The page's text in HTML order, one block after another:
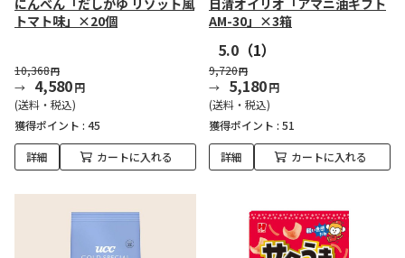
にんべん「だしがゆ リゾット風
トマト味」×20個
10,368円
4,580円
(送料・税込)
獲得ポイント : 45
詳細 カートに入れる
日清オイリオ「アマニ油ギフト
AM-30」×3箱
5.0 （1）
9,720円
5,180円
(送料・税込)
獲得ポイント : 51
詳細 カートに入れる